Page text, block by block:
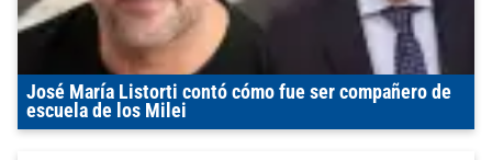
José María Listorti contó cómo fue ser compañero de
escuela de los Milei